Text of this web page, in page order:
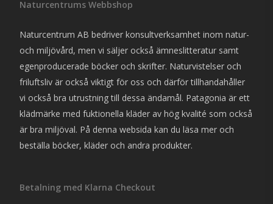
Naturcentrums Webbshop
Naturcentrum AB bedriver konsultverksamhet inom natur-
och miljövård, men vi säljer också ämneslitteratur samt
egenproducerade böcker och skrifter. Naturvistelser och
friluftsliv är också viktigt för oss och därför tillhandahåller
vi också bra utrustning till dessa ändamål. Patagonia är ett
klädmärke med fuktionella kläder av hög kvalité som också
är bra miljöval. På denna websida kan du läsa mer och
beställa böcker, kläder och andra produkter.
Betalning med Klarna Checkout